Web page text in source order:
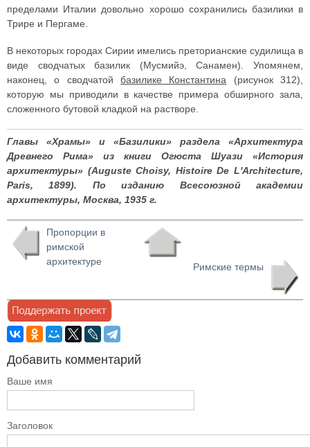
пределами Италии довольно хорошо сохранились базилики в
Трире и Пергаме.
В некоторых городах Сирии имелись преторианские судилища в
виде сводчатых базилик (Мусмийэ, Санамен). Упомянем,
наконец, о сводчатой базилике Константина (рисунок 312),
которую мы приводили в качестве примера обширного зала,
сложенного бутовой кладкой на растворе.
Главы «Храмы» и «Базилики» раздела «Архитектура
Древнего Рима» из книги Огюста Шуази «История
архитектуры» (Auguste Choisy, Histoire De L'Architecture,
Paris, 1899). По изданию Всесоюзной академии
архитектуры, Москва, 1935 г.
Пропорции в
римской
архитектуре
Римские термы
Добавить комментарий
Ваше имя
Заголовок